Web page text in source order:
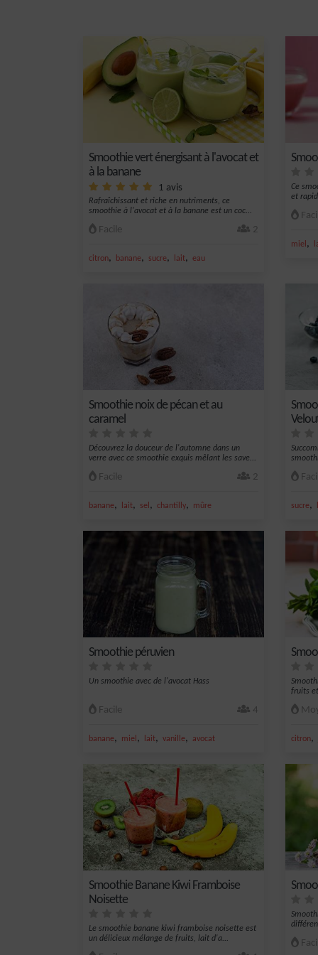
Smoothie vert énergisant à l'avocat et
à la banane
1 avis
Rafraîchissant et riche en nutriments, ce
smoothie à l'avocat et à la banane est un coc...
Facile 2
citron, banane, sucre, lait, eau
Ce
et
miel ,
Smoothie noix de pécan et au
caramel
Découvrez la douceur de l'automne dans un
verre avec ce smoothie exquis mêlant les save...
Facile 2
banane, lait, sel , chantilly, mûre sucre,
Smoothie péruvien
Un smoothie avec de l'avocat Hass
Facile 4
banane, miel , lait, vanille, avocat
fruits
citron,
Smoothie Banane Kiwi Framboise
Noisette
Le smoothie banane kiwi framboise noisette est
un délicieux mélange de fruits, lait d'a...